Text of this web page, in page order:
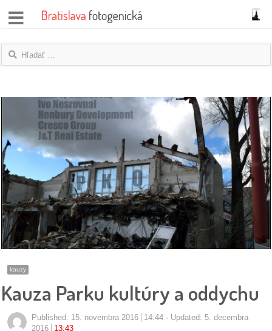
správy
blogy
fotky
protesty
granty
kalendár
kauzy
Kauza Parku kultúry a oddychu
Published: 15. novembra 2016 14:44
Updated: 5. decembra
2016
13:43